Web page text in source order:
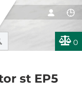
0
st EP5